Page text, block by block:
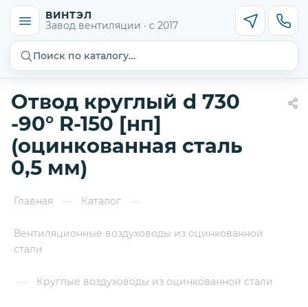
ВИНТЭЛ
Завод вентиляции · с 2017
Поиск по каталогу…
Отвод круглый d 730
-90° R-150 [нп]
(оцинкованная сталь
0,5 мм)
Главная — Каталог —
Вентиляционные воздуховоды из оцинкованной
стали
— Круглые воздуховоды из оцинкованной стали